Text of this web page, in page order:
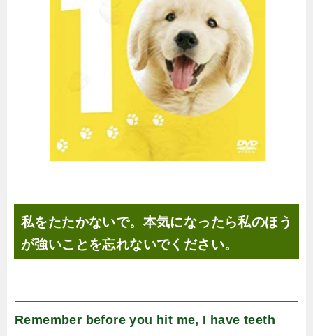
私をたたかないで。本気になったら私のほう
が強いことを忘れないでください。
Remember before you hit me, I have teeth